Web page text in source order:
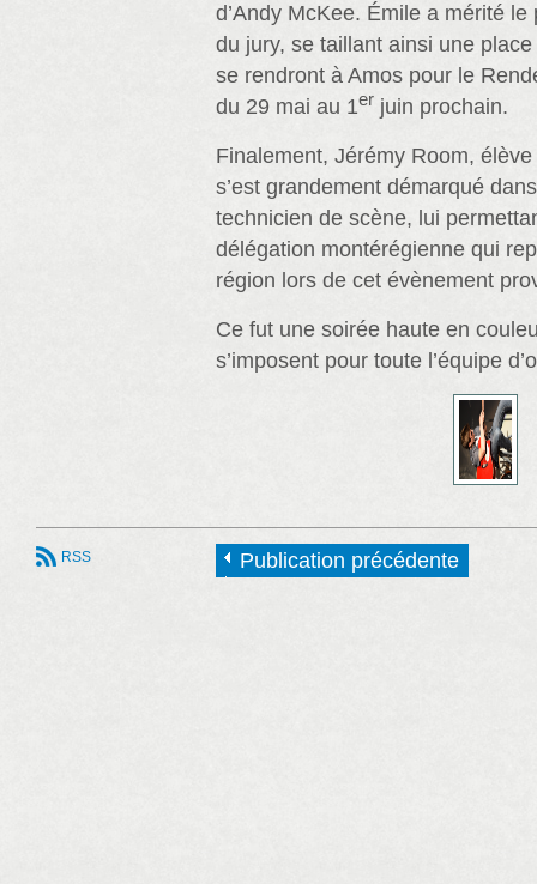
d’Andy McKee. Émile a mérité
du jury, se taillant ainsi une
se rendront à Amos pour le
du 29 mai au 1er juin prochain.
Finalement, Jérémy Room,
s’est grandement démarqué
technicien de scène, lui
délégation montérégienne qui
région lors de cet évènement
Ce fut une soirée haute en
s’imposent pour toute l’équipe
RSS Publication précédente